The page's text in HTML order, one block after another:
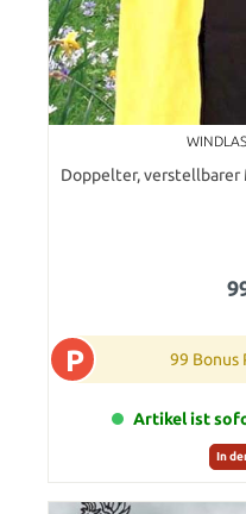
Doppelter,
P 99 Bonus
Artikel ist
In